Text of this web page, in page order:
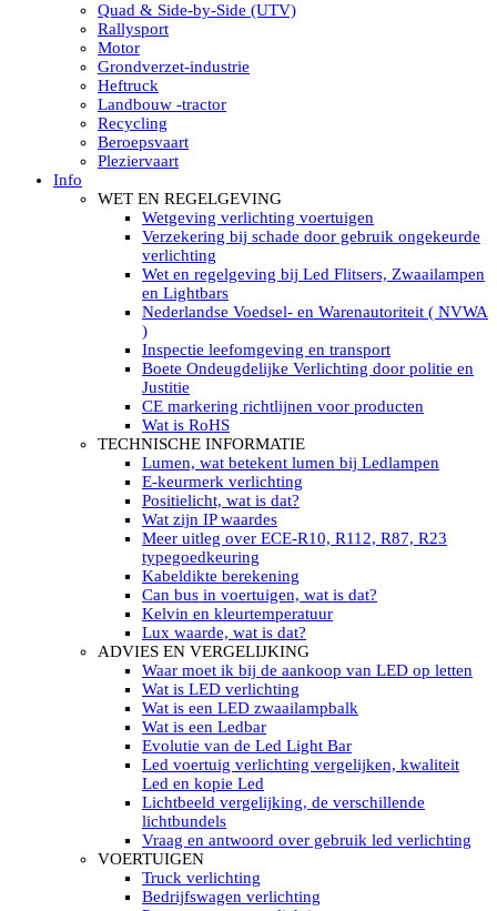
Led werklamp kleur wit
Combinatie LED werklampen
Led achteruitrijverlichting
Led onderbouw achteruitrijlamp
Led werklamp industrieel
Led veiligheidsverlichting
Led werklamp tractor
Led werklamp ADR
Led werklamp drukwaterdicht IP69K
Led werklampen assortiment Tralert
Led breedstralers Lazer
Led werklampen in Subcategorieën
LED WERKVERLICHTING
LED’s work werklamp met accu
LED’s work werklamp portable 220V
LED’s work werklamp Hybride
Led lichtslang 220 Volt
LED’s work werklamp met statief 220V
LED’s light PRO schijnwerpers 220V
LED High Bay verlichting 220V
Subcategorieën Led werkverlichting
LED SIGNALISATIE
Led Flitsers
Werkverlichting met Led flitsers
Led zwaailampbalk
Led Multi zwaailampbalk
Led flitsbalk compact
Traffic Advisors
Led zwaailicht
Accessoires signalering
Led signalisatie in Subcategorieën
LED KOPLAMPEN GEKEURD
Led koplampen inbouw
Led koplampen opbouw
Led koplampen tractoren
Subcategorieën Led koplampen
LED ZOEKLICHT
Electrische Led zoeklamp Allremote
Electrisch Led zoeklicht Golight
Marinco Roestvrijstaal Led zoeklicht
Elektrisch Led zoeklicht diverse
Led zoeklamp accessoires ALLremote
Led zoeklicht 230V
Subcategorieën Led zoeklichten
HELLA MARINE LED
Sea Hawk – Light Bars
Sea Hawk – Light Bars – Edge Light
Quad & Side-by-Side (UTV)
Rallysport
Motor
Grondverzet-industrie
Heftruck
Landbouw -tractor
Recycling
Beroepsvaart
Pleziervaart
Info
WET EN REGELGEVING
Wetgeving verlichting voertuigen
Verzekering bij schade door gebruik ongekeurde
verlichting
Wet en regelgeving bij Led Flitsers, Zwaailampen
en Lightbars
Nederlandse Voedsel- en Warenautoriteit ( NVWA
)
Inspectie leefomgeving en transport
Boete Ondeugdelijke Verlichting door politie en
Justitie
CE markering richtlijnen voor producten
Wat is RoHS
TECHNISCHE INFORMATIE
Lumen, wat betekent lumen bij Ledlampen
E-keurmerk verlichting
Positielicht, wat is dat?
Wat zijn IP waardes
Meer uitleg over ECE-R10, R112, R87, R23
typegoedkeuring
Kabeldikte berekening
Can bus in voertuigen, wat is dat?
Kelvin en kleurtemperatuur
Lux waarde, wat is dat?
ADVIES EN VERGELIJKING
Waar moet ik bij de aankoop van LED op letten
Wat is LED verlichting
Wat is een LED zwaailampbalk
Wat is een Ledbar
Evolutie van de Led Light Bar
Led voertuig verlichting vergelijken, kwaliteit
Led en kopie Led
Lichtbeeld vergelijking, de verschillende
lichtbundels
Vraag en antwoord over gebruik led verlichting
VOERTUIGEN
Truck verlichting
Bedrijfswagen verlichting